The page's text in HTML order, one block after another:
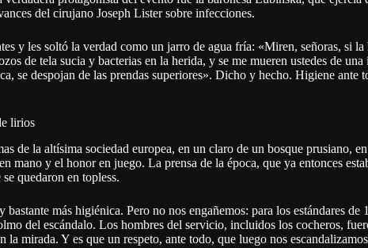
del cirujano Joseph Lister sobre infecciones.
y les soltó la verdad como un jarro de agua fría: «Miren, señoras, si la
de tela sucia y bacterias en la herida, y se me mueren ustedes de
se despojan de las prendas superiores». Dicho y hecho. Higiene ante
lirios
de la altísima sociedad europea, en un claro de un bosque prusiano,
mano y el honor en juego. La prensa de la época, que ya entonces
quedaron en topless.
más higiénica. Pero no nos engañemos: para los estándares de
del escándalo. Los hombres del servicio, incluidos los cocheros,
la mirada. Y es que un respeto, ante todo, que luego nos